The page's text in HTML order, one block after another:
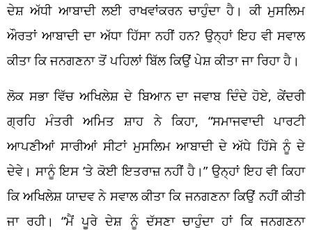
ਦੇਸ਼ ਅੱਧੀ ਆਬਾਦੀ ਲਈ ਰਾਖਵਾਂਕਰਨ ਚਾਹੁੰਦਾ ਹੈ। ਕੀ ਮੁਸਲਿਮ
ਔਰਤਾਂ ਆਬਾਦੀ ਦਾ ਅੱਧਾ ਹਿੱਸਾ ਨਹੀਂ ਹਨ? ਉਨ੍ਹਾਂ ਇਹ ਵੀ ਸਵਾਲ
ਕੀਤਾ ਕਿ ਜਨਗਣਨਾ ਤੋਂ ਪਹਿਲਾਂ ਬਿੱਲ ਕਿਉਂ ਪੇਸ਼ ਕੀਤਾ ਜਾ ਰਿਹਾ ਹੈ।
ਲੋਕ ਸਭਾ ਵਿੱਚ ਅਖਿਲੇਸ਼ ਦੇ ਬਿਆਨ ਦਾ ਜਵਾਬ ਦਿੰਦੇ ਹੋਏ, ਕੇਂਦਰੀ
ਗ੍ਰਹਿ ਮੰਤਰੀ ਅਮਿਤ ਸ਼ਾਹ ਨੇ ਕਿਹਾ, “ਸਮਾਜਵਾਦੀ ਪਾਰਟੀ
ਆਪਣੀਆਂ ਸਾਰੀਆਂ ਸੀਟਾਂ ਮੁਸਲਿਮ ਆਬਾਦੀ ਦੇ ਅੱਧੇ ਹਿੱਸੇ ਨੂੰ ਦੇ
ਦੇਵੇ। ਸਾਨੂੰ ਇਸ ‘ਤੇ ਕੋਈ ਇਤਰਾਜ਼ ਨਹੀਂ ਹੈ।” ਉਨ੍ਹਾਂ ਇਹ ਵੀ ਕਿਹਾ
ਕਿ ਅਖਿਲੇਸ਼ ਯਾਦਵ ਨੇ ਸਵਾਲ ਕੀਤਾ ਕਿ ਜਨਗਣਨਾ ਕਿਉਂ ਨਹੀਂ ਕੀਤੀ
ਜਾ ਰਹੀ। “ਮੈਂ ਪੂਰੇ ਦੇਸ਼ ਨੂੰ ਦੱਸਣਾ ਚਾਹੁੰਦਾ ਹਾਂ ਕਿ ਜਨਗਣਨਾ